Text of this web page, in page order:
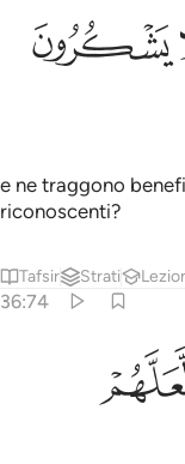
ﱛ
e ne traggono
riconoscenti?
Tafsir Strati
36:74
٧٤